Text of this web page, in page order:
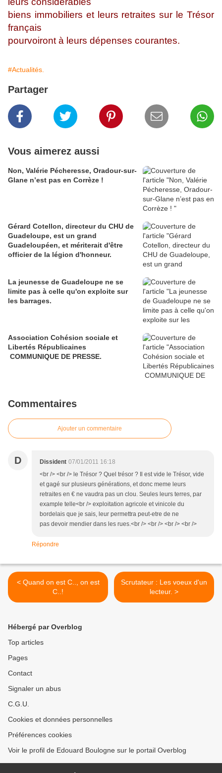
biens immobiliers et leurs retraites sur le Trésor
français
pourvoiront à leurs dépenses courantes.
#Actualités.
Partager
Vous aimerez aussi
Non, Valérie Pécheresse, Oradour-sur-
Glane n’est pas en Corrèze !
Gérard Cotellon, directeur du CHU de
Guadeloupe, est un grand
Guadeloupéen, et mériterait d'être
officier de la légion d'honneur.
La jeunesse de Guadeloupe ne se
limite pas à celle qu'on exploite sur
les barrages.
Association Cohésion sociale et
Libertés Républicaines
COMMUNIQUE DE PRESSE.
Commentaires
Ajouter un commentaire
D Dissident 07/01/2011 16:18
<br /> <br /> le Trésor ? Quel trésor ? Il est vide le Trésor, vide
et gagé sur plusieurs générations, et donc meme leurs
retraites en € ne vaudra pas un clou. Seules leurs terres, par
example telle<br /> exploitation agricole et vinicole du
bordelais que je sais, leur permettra peut-etre de ne
pas devoir mendier dans les rues.<br /> <br /> <br /> <br />
Répondre
< Quand on est C.., on est
C..!
Scrutateur : Les voeux d'un
lecteur. >
Hébergé par Overblog
Top articles
Pages
Contact
Signaler un abus
C.G.U.
Cookies et données personnelles
Préférences cookies
Voir le profil de Edouard Boulogne sur le portail Overblog